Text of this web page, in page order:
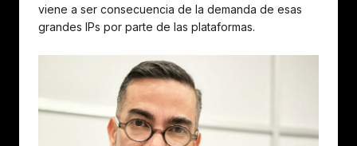
viene a ser consecuencia de la demanda de esas
grandes IPs por parte de las plataformas.